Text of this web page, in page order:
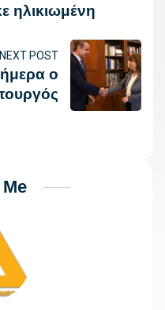
ηλικιωμένη
NEXT POST
ο